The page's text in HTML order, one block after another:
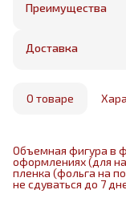
Преимущества
Оплата частями
Бесплатная
маркетплейса
Доставка
О товаре
Объемная фигура в
оформлениях (для
пленка (фольга на
не сдуваться до 7